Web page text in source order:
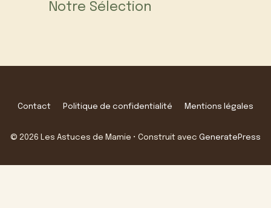
Notre Sélection
Contact Politique de confidentialité Mentions légales
© 2026 Les Astuces de Mamie • Construit avec GeneratePress